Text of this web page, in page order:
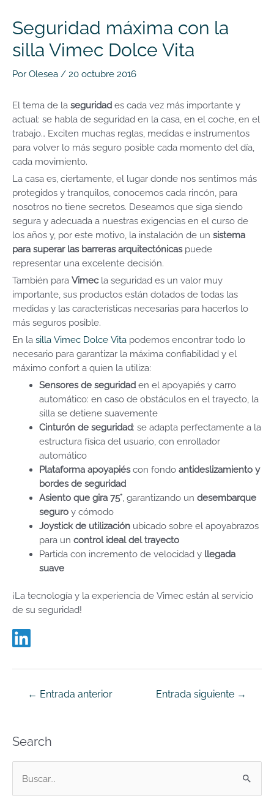
Seguridad máxima con la
silla Vimec Dolce Vita
Por Olesea / 20 octubre 2016
El tema de la seguridad es cada vez más importante y
actual: se habla de seguridad en la casa, en el coche, en el
trabajo… Exciten muchas reglas, medidas e instrumentos
para volver lo más seguro posible cada momento del día,
cada movimiento.
La casa es, ciertamente, el lugar donde nos sentimos más
protegidos y tranquilos, conocemos cada rincón, para
nosotros no tiene secretos. Deseamos que siga siendo
segura y adecuada a nuestras exigencias en el curso de
los años y, por este motivo, la instalación de un sistema
para superar las barreras arquitectónicaspuede
representar una excelente decisión.
También para Vimecla seguridad es un valor muy
importante, sus productos están dotados de todas las
medidas y las características necesarias para hacerlos lo
más seguros posible.
En la silla Vimec Dolce Vita podemos encontrar todo lo
necesario para garantizar la máxima confiabilidad y el
máximo confort a quien la utiliza:
Sensores de seguridaden el apoyapiés y carro
automático: en caso de obstáculos en el trayecto, la
silla se detiene suavemente
Cinturón de seguridad: se adapta perfectamente a la
estructura física del usuario, con enrollador
automático
Plataforma apoyapiéscon fondo antideslizamiento y
bordes de seguridad
Asiento que gira 75°, garantizando un desembarque
seguroy cómodo
Joystick de utilizaciónubicado sobre el apoyabrazos
para un control ideal del trayecto
Partida con incremento de velocidad y llegada
suave
¡La tecnología y la experiencia de Vimec están al servicio
de su seguridad!
← Entrada anterior Entrada siguiente →
Search
u